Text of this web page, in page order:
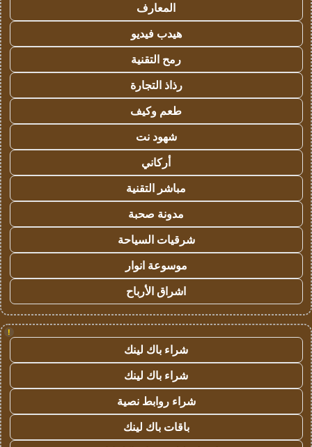
المعارف
هيدب فيديو
رمح التقنية
رذاذ التجارة
طعم وكيف
شهود نت
أركاني
مباشر التقنية
مدونة صحبة
شرقيات السياحة
موسوعة انوار
اشراق الأرباح
!
شراء باك لينك
شراء باك لينك
شراء روابط نصية
باقات باك لينك